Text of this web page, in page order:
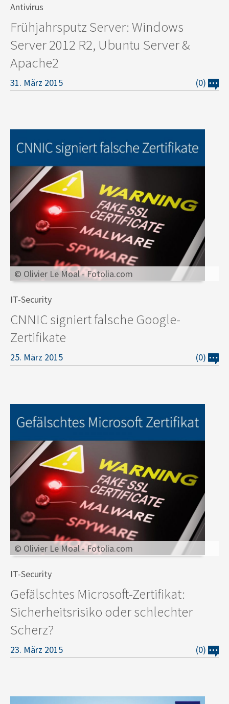
Antivirus
Frühjahrsputz Server: Windows
Server 2012 R2, Ubuntu Server &
Apache2
31. März 2015 (0)
© Olivier Le Moal - Fotolia.com
IT-Security
CNNIC signiert falsche Google-
Zertifikate
25. März 2015 (0)
© Olivier Le Moal - Fotolia.com
IT-Security
Gefälschtes Microsoft-Zertifikat:
Sicherheitsrisiko oder schlechter
Scherz?
23. März 2015 (0)